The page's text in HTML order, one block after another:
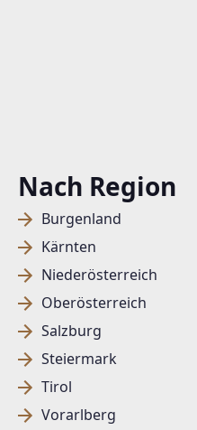
Nach Region
Burgenland
Kärnten
Niederösterreich
Oberösterreich
Salzburg
Steiermark
Tirol
Vorarlberg